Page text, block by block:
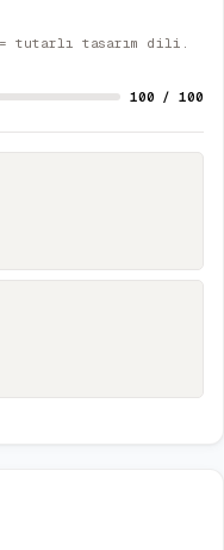
= tutarlı tasarım dili.
100 / 100